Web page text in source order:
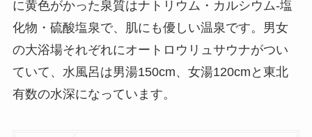
に黄色がかった泉質はナトリウム・カルシウム-塩
化物・硫酸塩泉で、肌にも優しい温泉です。男女
の大浴場それぞれにオートロウリュサウナがつい
ていて、水風呂は男湯150cm、女湯120cmと東北
有数の水深になっています。